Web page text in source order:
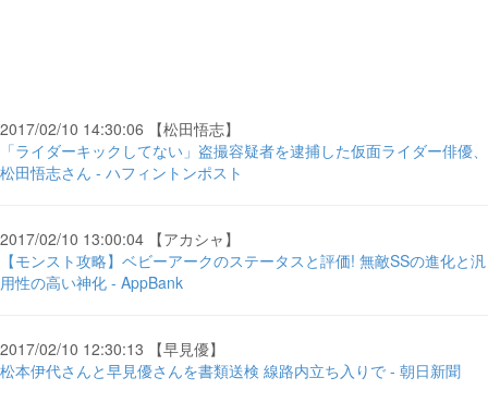
2017/02/10 14:30:06 【松田悟志】
「ライダーキックしてない」盗撮容疑者を逮捕した仮面ライダー俳優、
松田悟志さん - ハフィントンポスト
2017/02/10 13:00:04 【アカシャ】
【モンスト攻略】ベビーアークのステータスと評価! 無敵SSの進化と汎
用性の高い神化 - AppBank
2017/02/10 12:30:13 【早見優】
松本伊代さんと早見優さんを書類送検 線路内立ち入りで - 朝日新聞